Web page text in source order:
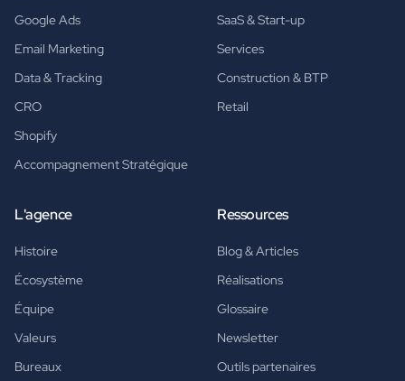
Google Ads
Email Marketing
Data & Tracking
CRO
Shopify
Accompagnement Stratégique
SaaS & Start-up
Services
Construction & BTP
Retail
L'agence
Histoire
Écosystème
Équipe
Valeurs
Bureaux
Ressources
Blog & Articles
Réalisations
Glossaire
Newsletter
Outils partenaires